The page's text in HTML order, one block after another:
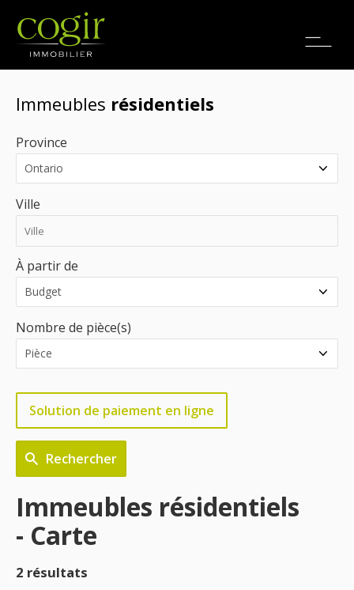
Emplois
Immeubles résidentiels
Province
Ville
À partir de
Nombre de pièce(s)
Solution de paiement en ligne
Rechercher
Immeubles résidentiels
- Carte
2 résultats